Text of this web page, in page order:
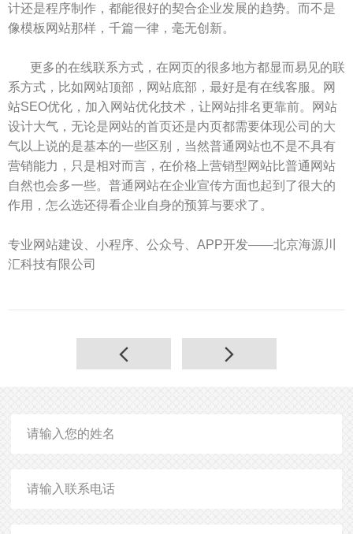
计还是程序制作，都能很好的契合企业发展的趋势。而不是
像模板网站那样，千篇一律，毫无创新。
更多的在线联系方式，在网页的很多地方都显而易见的联
系方式，比如网站顶部，网站底部，最好是有在线客服。网
站SEO优化，加入网站优化技术，让网站排名更靠前。网站
设计大气，无论是网站的首页还是内页都需要体现公司的大
气以上说的是基本的一些区别，当然普通网站也不是不具有
营销能力，只是相对而言，在价格上营销型网站比普通网站
自然也会多一些。普通网站在企业宣传方面也起到了很大的
作用，怎么选还得看企业自身的预算与要求了。
专业网站建设、小程序、公众号、APP开发——北京海源川
汇科技有限公司